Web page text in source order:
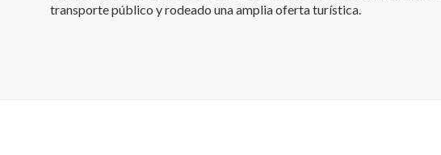
transporte público y rodeado una amplia oferta turística.